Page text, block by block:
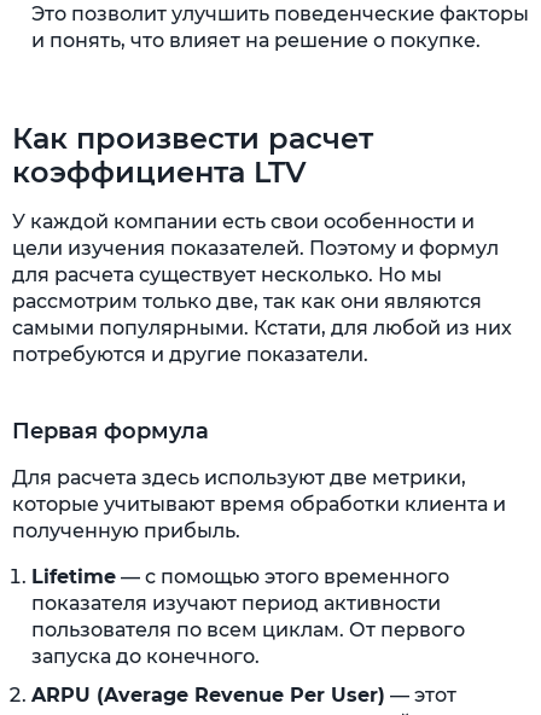
Это позволит улучшить поведенческие факторы
и понять, что влияет на решение о покупке.
Как произвести расчет
коэффициента LTV
У каждой компании есть свои особенности и
цели изучения показателей. Поэтому и формул
для расчета существует несколько. Но мы
рассмотрим только две, так как они являются
самыми популярными. Кстати, для любой из них
потребуются и другие показатели.
Первая формула
Для расчета здесь используют две метрики,
которые учитывают время обработки клиента и
полученную прибыль.
Lifetime — с помощью этого временного
показателя изучают период активности
пользователя по всем циклам. От первого
запуска до конечного.
ARPU (Average Revenue Per User) — этот